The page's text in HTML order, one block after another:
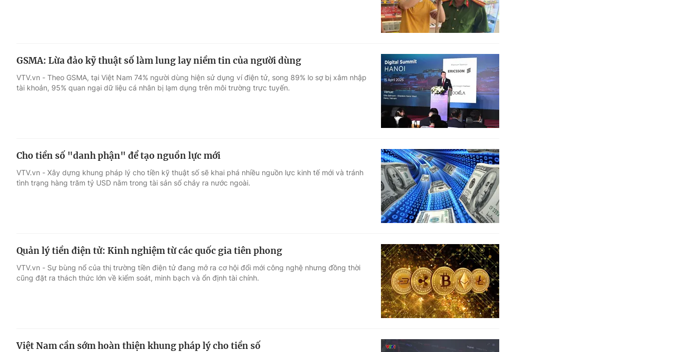
GSMA: Lừa đảo kỹ thuật số làm lung lay niềm tin của người dùng
VTV.vn - Theo GSMA, tại Việt Nam 74% người dùng hiện sử dụng ví điện tử, song 89% lo sợ bị xâm nhập
tài khoản, 95% quan ngại dữ liệu cá nhân bị lạm dụng trên môi trường trực tuyến.
Cho tiền số "danh phận" để tạo nguồn lực mới
VTV.vn - Xây dựng khung pháp lý cho tiền kỹ thuật số sẽ khai phá nhiều nguồn lực kinh tế mới và tránh
tình trạng hàng trăm tỷ USD nằm trong tài sản số chảy ra nước ngoài.
Quản lý tiền điện tử: Kinh nghiệm từ các quốc gia tiên phong
VTV.vn - Sự bùng nổ của thị trường tiền điện tử đang mở ra cơ hội đổi mới công nghệ nhưng đồng thời
cũng đặt ra thách thức lớn về kiểm soát, minh bạch và ổn định tài chính.
Việt Nam cần sớm hoàn thiện khung pháp lý cho tiền số